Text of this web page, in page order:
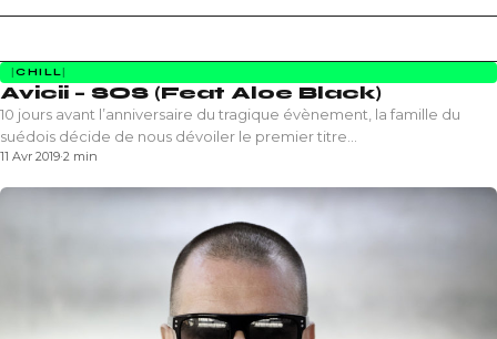
CHILL
Avicii – SOS (Feat Aloe Black)
10 jours avant l’anniversaire du tragique évènement, la famille du
suédois décide de nous dévoiler le premier titre…
11 Avr 2019·2 min